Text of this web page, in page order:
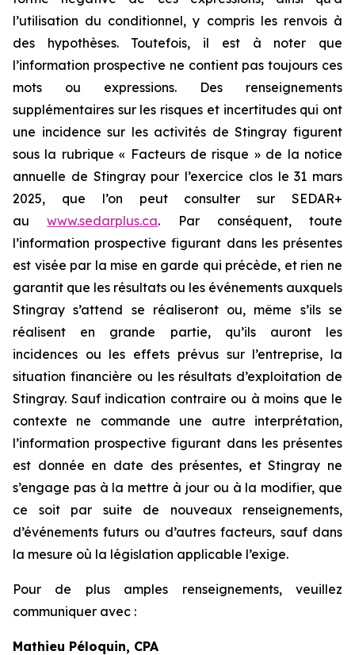
l’utilisation du conditionnel, y compris les renvois à
des hypothèses. Toutefois, il est à noter que
l’information prospective ne contient pas toujours ces
mots ou expressions. Des renseignements
supplémentaires sur les risques et incertitudes qui ont
une incidence sur les activités de Stingray figurent
sous la rubrique « Facteurs de risque » de la notice
annuelle de Stingray pour l’exercice clos le 31 mars
2025, que l’on peut consulter sur SEDAR+
auwww.sedarplus.ca. Par conséquent, toute
l’information prospective figurant dans les présentes
est visée par la mise en garde qui précède, et rien ne
garantit que les résultats ou les événements auxquels
Stingray s’attend se réaliseront ou, même s’ils se
réalisent en grande partie, qu’ils auront les
incidences ou les effets prévus sur l’entreprise, la
situation financière ou les résultats d’exploitation de
Stingray. Sauf indication contraire ou à moins que le
contexte ne commande une autre interprétation,
l’information prospective figurant dans les présentes
est donnée en date des présentes, et Stingray ne
s’engage pas à la mettre à jour ou à la modifier, que
ce soit par suite de nouveaux renseignements,
d’événements futurs ou d’autres facteurs, sauf dans
la mesure où la législation applicable l’exige.
Pour de plus amples renseignements, veuillez
communiquer avec :
Mathieu Péloquin, CPA